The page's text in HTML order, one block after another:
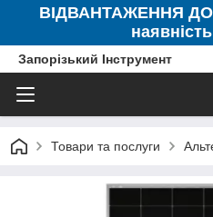
ВІДВАНТАЖЕННЯ ДО
Запорізький Інструмент
Товари та послуги